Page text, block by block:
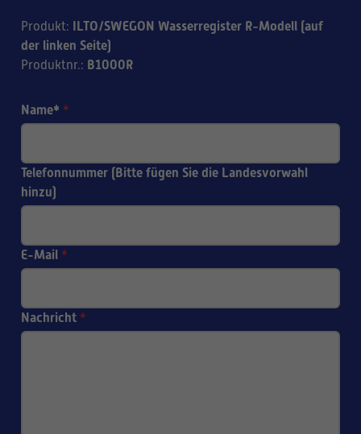
Produkt: ILTO/SWEGON Wasserregister R-Modell (auf
der linken Seite)
Produktnr.: B1000R
Name* *
Telefonnummer (Bitte fügen Sie die Landesvorwahl
hinzu)
E-Mail *
Nachricht *